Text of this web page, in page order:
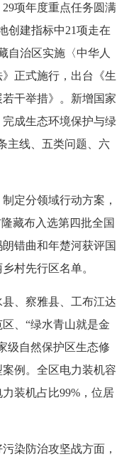
项年度重点任务圆满
创建指标中21项走在
自治区实施〈中华人
正式施行，出台《生
干举措》。新增国家
成生态环境保护与绿
主线、五类问题、六
定分领域行动方案，
藏布入选第四批全国
错曲和年楚河获评国
村先行区名单。
、察雅县、工布江达
、“绿水青山就是金
级自然保护区生态修
例。全区电力装机容
装机占比99%，位居
染防治攻坚战方面，